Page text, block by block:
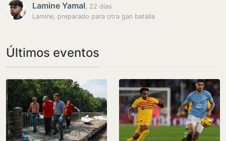
Lamine Yamal, 22 días
Lamine, preparado para otra gan batalla
Últimos eventos